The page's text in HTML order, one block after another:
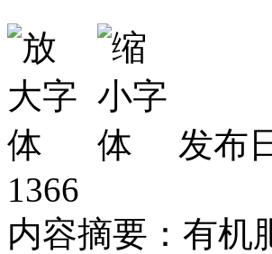
发布
1366
内容摘要：有机